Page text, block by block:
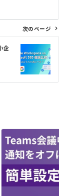
次のページ
企